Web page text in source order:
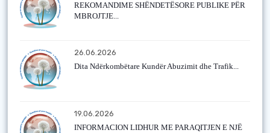
REKOMANDIME SHËNDETËSORE PUBLIKE PËR
MBROJTJE...
26.06.2026
Dita Ndërkombëtare Kundër Abuzimit dhe Trafik...
19.06.2026
INFORMACION LIDHUR ME PARAQITJEN E NJË